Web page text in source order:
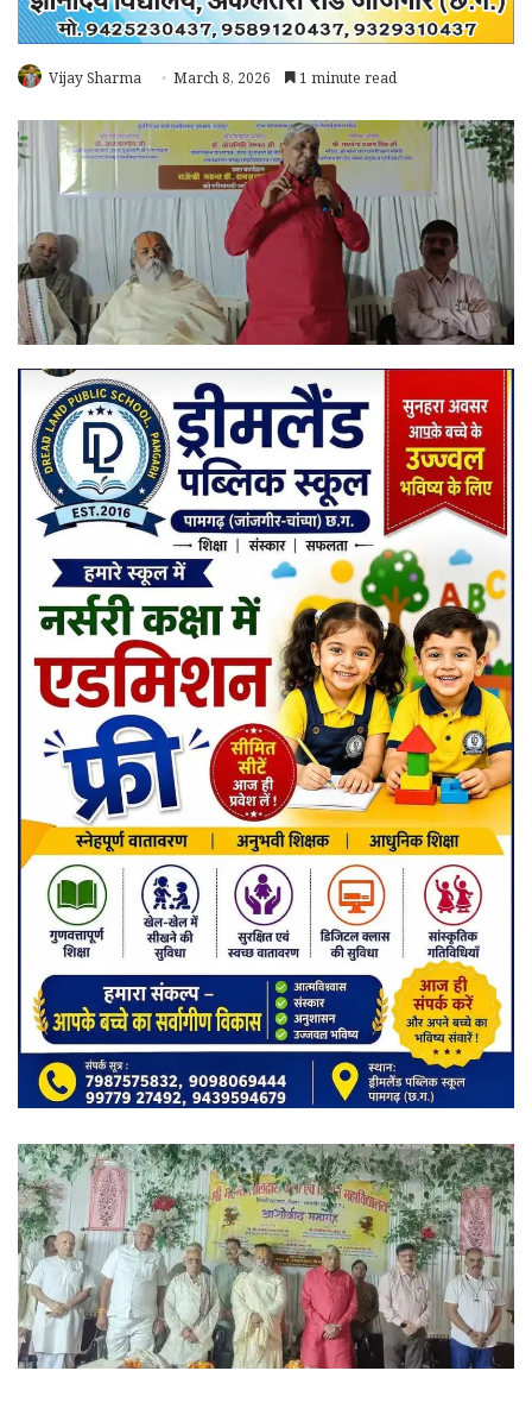
Vijay Sharma March 8, 2026 1 minute read